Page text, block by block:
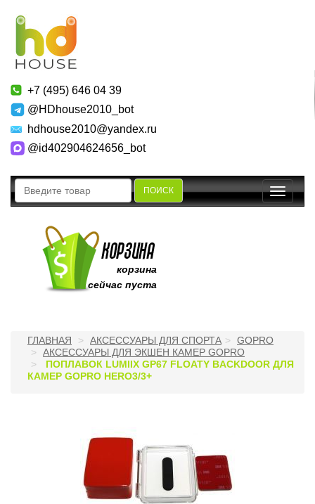
+7 (495) 646 04 39
@HDhouse2010_bot
hdhouse2010@yandex.ru
@id402904624656_bot
ПОИСК
Toggle
корзина
сейчас пуста
ГЛАВНАЯ АКСЕССУАРЫ ДЛЯ СПОРТА
GOPRO
АКСЕССУАРЫ ДЛЯ ЭКШЕН КАМЕР GOPRO
ПОПЛАВОК LUMIIX GP67 FLOATY BACKDOOR ДЛЯ
КАМЕР GOPRO HERO3/3+